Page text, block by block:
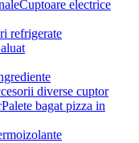
Cuptoare electrice
refrigerate
diverse cuptor
Palete bagat pizza in